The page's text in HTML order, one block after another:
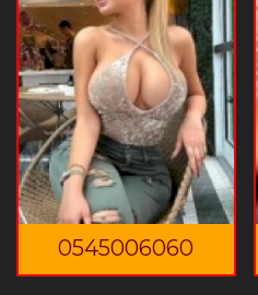
0545006060